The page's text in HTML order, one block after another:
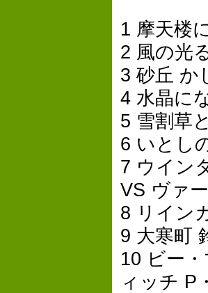
1 摩天楼
2 風の光
3 砂丘 か
4 水晶に
5 雪割草
6 いとし
7 ウイン
VS ヴァ
8 リイン
9 大寒町
10 ビー
ィッチ